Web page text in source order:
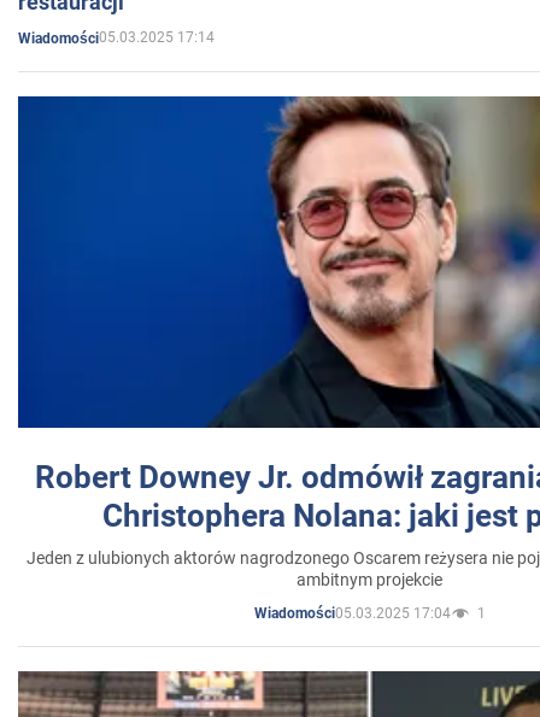
Wiadomości05.03.2025 17:14
Robert Downey Jr. odmówił
Christophera Nolana: jaki jest
Jeden z ulubionych aktorów nagrodzonego Oscarem reżysera nie
ambitnym projekcie
Wiadomości05.03.2025 17:04 1